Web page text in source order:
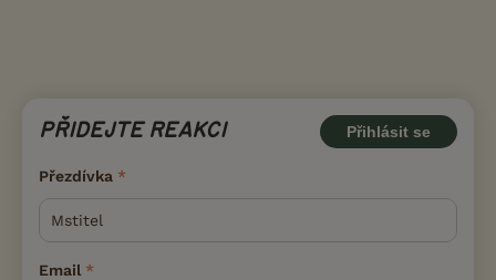
PŘIDEJTE REAKCI Přihlásit se
Přezdívka
Email